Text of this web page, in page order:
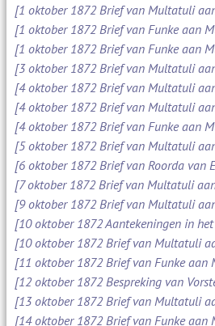
[1 oktober 1872 Brief van Multatuli
[1 oktober 1872 Brief van Funke aan
[1 oktober 1872 Brief van Funke aan
[3 oktober 1872 Brief van Multatuli
[4 oktober 1872 Brief van Multatuli
[4 oktober 1872 Brief van Multatuli
[4 oktober 1872 Brief van Funke aan
[5 oktober 1872 Brief van Multatuli
[6 oktober 1872 Brief van Roorda van
[7 oktober 1872 Brief van Multatuli
[9 oktober 1872 Brief van Multatuli
[10 oktober 1872 Aantekeningen in
[10 oktober 1872 Brief van Multatuli
[11 oktober 1872 Brief van Funke
[12 oktober 1872 Bespreking van
[13 oktober 1872 Brief van Multatuli
[14 oktober 1872 Brief van Funke